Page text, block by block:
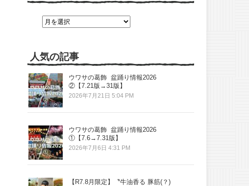
人気の記事
ウワサの葛飾 盆踊り情報2026
②【7.21版→31版】
2026年7月21日 5:04 PM
ウワサの葛飾 盆踊り情報2026
①【7.6→7.31版】
2026年7月6日 4:31 PM
【R7.8月限定】〝牛油香る 豚筋(？)